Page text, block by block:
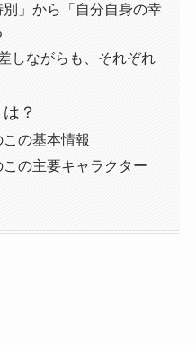
」から「自分自身の幸
しながらも、それぞれ
？
の基本情報
の主要キャラクター